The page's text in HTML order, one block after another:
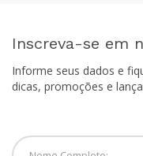
Inscreva-se em
Informe seus dados e
dicas, promoções e